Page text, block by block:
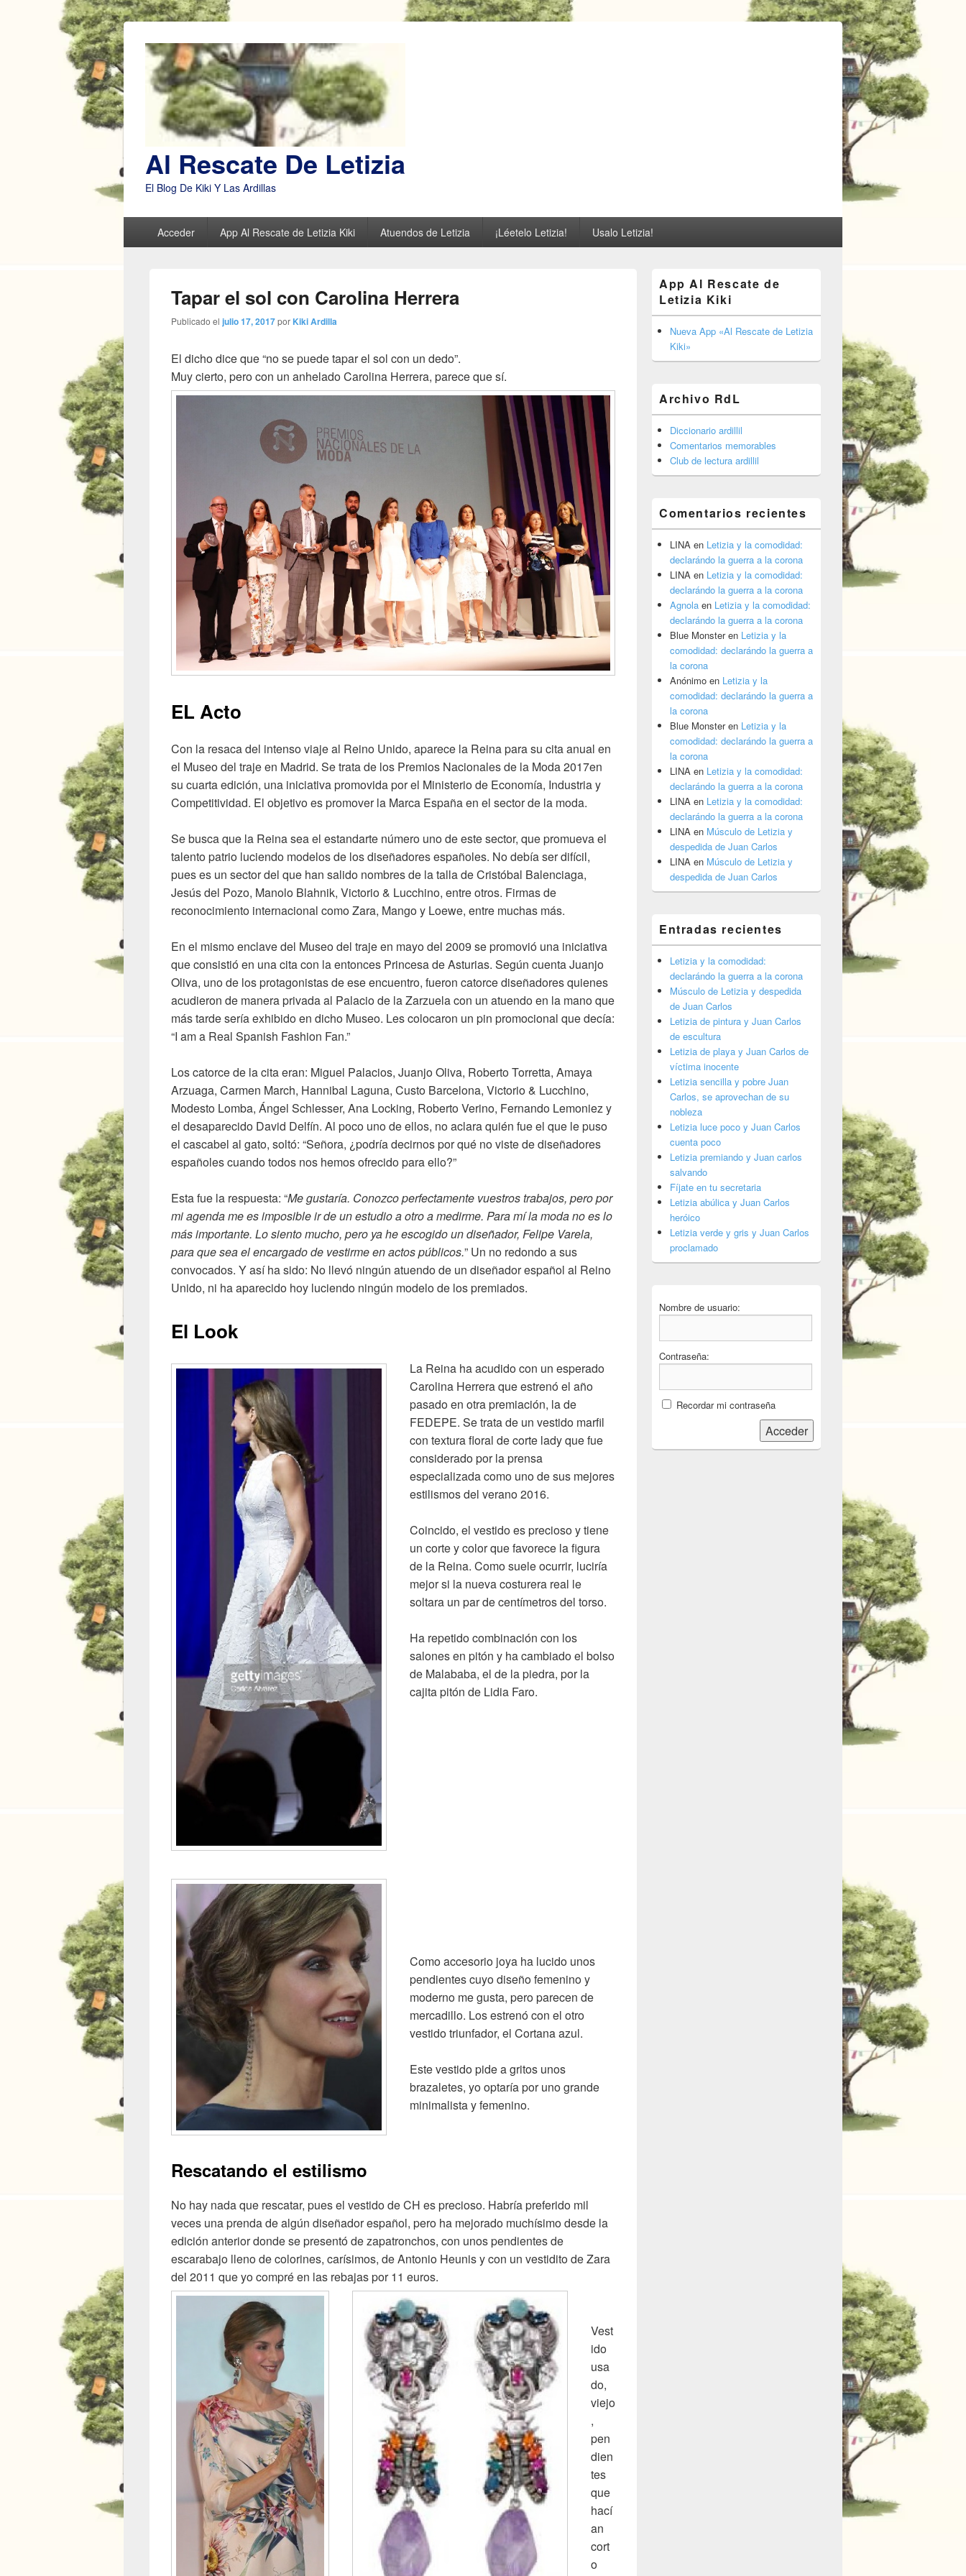
Al Rescate De Letizia
El Blog De Kiki Y Las Ardillas
principalAcceder App Al Rescate de Letizia Kiki Atuendos de Letizia ¡Léetelo Letizia! Usalo Letizia!
Tapar el sol con Carolina Herrera
Publicado el julio 17, 2017por Kiki Ardilla
El dicho dice que “no se puede tapar el sol con un dedo”.
Muy cierto, pero con un anhelado Carolina Herrera, parece que sí.
EL Acto
Con la resaca del intenso viaje al Reino Unido, aparece la Reina para su cita anual en
el Museo del traje en Madrid. Se trata de los Premios Nacionales de la Moda 2017en
su cuarta edición, una iniciativa promovida por el Ministerio de Economía, Industria y
Competitividad. El objetivo es promover la Marca España en el sector de la moda.
Se busca que la Reina sea el estandarte número uno de este sector, que promueva el
talento patrio luciendo modelos de los diseñadores españoles. No debía ser difícil,
pues es un sector del que han salido nombres de la talla de Cristóbal Balenciaga,
Jesús del Pozo, Manolo Blahnik, Victorio & Lucchino, entre otros. Firmas de
reconocimiento internacional como Zara, Mango y Loewe, entre muchas más.
En el mismo enclave del Museo del traje en mayo del 2009 se promovió una iniciativa
que consistió en una cita con la entonces Princesa de Asturias. Según cuenta Juanjo
Oliva, uno de los protagonistas de ese encuentro, fueron catorce diseñadores quienes
acudieron de manera privada al Palacio de la Zarzuela con un atuendo en la mano que
más tarde sería exhibido en dicho Museo. Les colocaron un pin promocional que decía:
“I am a Real Spanish Fashion Fan.”
Los catorce de la cita eran: Miguel Palacios, Juanjo Oliva, Roberto Torretta, Amaya
Arzuaga, Carmen March, Hannibal Laguna, Custo Barcelona, Victorio & Lucchino,
Modesto Lomba, Ángel Schlesser, Ana Locking, Roberto Verino, Fernando Lemoniez y
el desaparecido David Delfín. Al poco uno de ellos, no aclara quién fue el que le puso
el cascabel al gato, soltó: “Señora, ¿podría decirnos por qué no viste de diseñadores
españoles cuando todos nos hemos ofrecido para ello?”
Esta fue la respuesta: “Me gustaría. Conozco perfectamente vuestros trabajos, pero por
mi agenda me es imposible ir de un estudio a otro a medirme. Para mí la moda no es lo
más importante. Lo siento mucho, pero ya he escogido un diseñador, Felipe Varela,
para que sea el encargado de vestirme en actos públicos.” Un no redondo a sus
convocados. Y así ha sido: No llevó ningún atuendo de un diseñador español al Reino
Unido, ni ha aparecido hoy luciendo ningún modelo de los premiados.
El Look
La Reina ha acudido con un esperado
Carolina Herrera que estrenó el año
pasado en otra premiación, la de
FEDEPE. Se trata de un vestido marfil
con textura floral de corte lady que fue
considerado por la prensa
especializada como uno de sus mejores
estilismos del verano 2016.
Coincido, el vestido es precioso y tiene
un corte y color que favorece la figura
de la Reina. Como suele ocurrir, luciría
mejor si la nueva costurera real le
soltara un par de centímetros del torso.
Ha repetido combinación con los
salones en pitón y ha cambiado el bolso
de Malababa, el de la piedra, por la
cajita pitón de Lidia Faro.
Como accesorio joya ha lucido unos
pendientes cuyo diseño femenino y
moderno me gusta, pero parecen de
mercadillo. Los estrenó con el otro
vestido triunfador, el Cortana azul.
Este vestido pide a gritos unos
brazaletes, yo optaría por uno grande
minimalista y femenino.
Rescatando el estilismo
No hay nada que rescatar, pues el vestido de CH es precioso. Habría preferido mil
veces una prenda de algún diseñador español, pero ha mejorado muchísimo desde la
edición anterior donde se presentó de zapatronchos, con unos pendientes de
escarabajo lleno de colorines, carísimos, de Antonio Heunis y con un vestidito de Zara
del 2011 que yo compré en las rebajas por 11 euros.
Vest
ido
usa
do,
viejo
,
pen
dien
tes
que
hací
an
cort
o
área
widget
barra
lateral
primaria
App Al Rescate de
Letizia Kiki
Nueva App «Al Rescate de Letizia
Kiki»
Archivo RdL
Diccionario ardillil
Comentarios memorables
Club de lectura ardillil
Comentarios recientes
LINA en Letizia y la comodidad:
declarándo la guerra a la corona
LINA en Letizia y la comodidad:
declarándo la guerra a la corona
Agnola en Letizia y la comodidad:
declarándo la guerra a la corona
Blue Monsteren Letizia y la
comodidad: declarándo la guerra a
la corona
Anónimo en Letizia y la
comodidad: declarándo la guerra a
la corona
Blue Monsteren Letizia y la
comodidad: declarándo la guerra a
la corona
LINA en Letizia y la comodidad:
declarándo la guerra a la corona
LINA en Letizia y la comodidad:
declarándo la guerra a la corona
LINA en Músculo de Letizia y
despedida de Juan Carlos
LINA en Músculo de Letizia y
despedida de Juan Carlos
Entradas recientes
Letizia y la comodidad:
declarándo la guerra a la corona
Músculo de Letizia y despedida
de Juan Carlos
Letizia de pintura y Juan Carlos
de escultura
Letizia de playa y Juan Carlos de
víctima inocente
Letizia sencilla y pobre Juan
Carlos, se aprovechan de su
nobleza
Letizia luce poco y Juan Carlos
cuenta poco
Letizia premiando y Juan carlos
salvando
Fíjate en tu secretaria
Letizia abúlica y Juan Carlos
heróico
Letizia verde y gris y Juan Carlos
proclamado
Nombre de usuario:
Contraseña:
Recordar mi contraseña
Acceder